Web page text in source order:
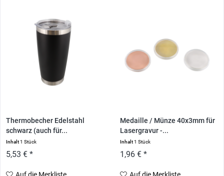
Thermobecher Edelstahl
schwarz (auch für...
Inhalt1 Stück
5,53 € *
Auf die Merkliste
Medaille / Münze 40x3mm für
Lasergravur -...
Inhalt1 Stück
1,96 € *
Auf die Merkliste